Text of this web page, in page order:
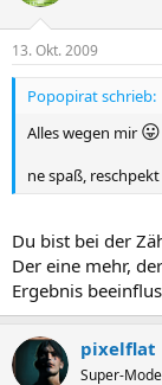
13. Okt. 2009
Popopirat schrieb:
Alles wegen mir 😛
ne spaß, reschpekt
Du bist bei der
Der eine mehr,
Ergebnis
pixelflat
Super-